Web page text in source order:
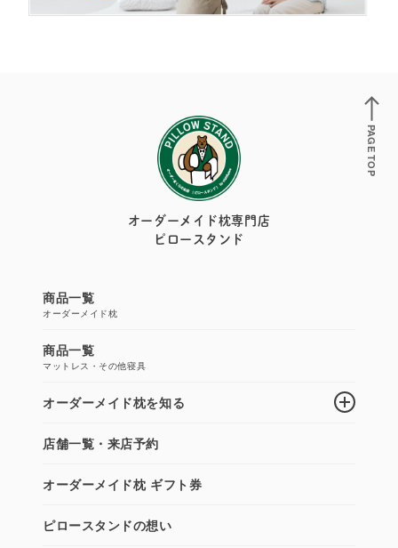
オーダーメイド枕専門店
ピロースタンド
商品一覧
オーダーメイド枕
商品一覧
マットレス・その他寝具
オーダーメイド枕を知る
店舗一覧・来店予約
オーダーメイド枕 ギフト券
ピロースタンドの想い
PAGE TOP